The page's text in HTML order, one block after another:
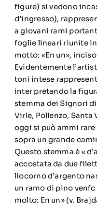
figure) si vedono
d’ingresso),
a giovani rami
foglie lineari riunite
motto: «En un»,
Evidentemente
toni intese
inter pretando la
stemma dei Signori
Virle, Pollenzo,
oggi si può ammi
sopra un grande
Questo stemma è «
accostata da due
liocorno d’argento
un ramo di pino
molto: En un» (v.